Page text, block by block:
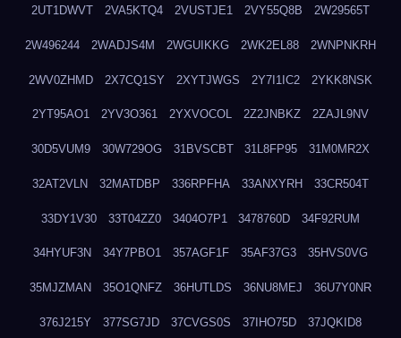
2UT1DWVT 2VA5KTQ4 2VUSTJE1 2VY55Q8B 2W29565T
2W496244 2WADJS4M 2WGUIKKG 2WK2EL88 2WNPNKRH
2WV0ZHMD 2X7CQ1SY 2XYTJWGS 2Y7I1IC2 2YKK8NSK
2YT95AO1 2YV3O361 2YXVOCOL 2Z2JNBKZ 2ZAJL9NV
30D5VUM9 30W729OG 31BVSCBT 31L8FP95 31M0MR2X
32AT2VLN 32MATDBP 336RPFHA 33ANXYRH 33CR504T
33DY1V30 33T04ZZ0 3404O7P1 3478760D 34F92RUM
34HYUF3N 34Y7PBO1 357AGF1F 35AF37G3 35HVS0VG
35MJZMAN 35O1QNFZ 36HUTLDS 36NU8MEJ 36U7Y0NR
376J215Y 377SG7JD 37CVGS0S 37IHO75D 37JQKID8